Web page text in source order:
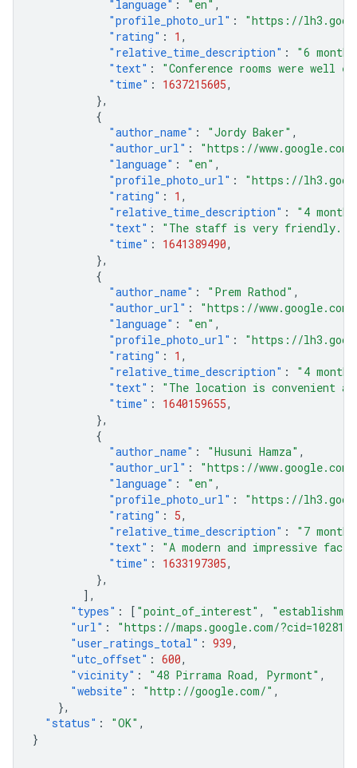
"language" : "en" ,
"profile_photo_url" :
"https://
"rating" : 1 ,
"relative_time_description" :
"6
"text" :
"Conference rooms were well
"time" : 1637215605,
},
{
"author_name" : "Jordy Baker" ,
"author_url" :
"https://www.google.com/
"language" : "en" ,
"profile_photo_url" :
"https://
"rating" : 1 ,
"relative_time_description" :
"4
"text" : "The staff is very friendly."
"time" : 1641389490,
},
{
"author_name" : "Prem Rathod" ,
"author_url" :
"https://www.google.com/
"language" : "en" ,
"profile_photo_url" :
"https://
"rating" : 1 ,
"relative_time_description" :
"4
"text" :
"The location is convenient
"time" : 1640159655,
},
{
"author_name" : "Husuni Hamza" ,
"author_url" :
"https://www.google.com/
"language" : "en" ,
"profile_photo_url" :
"https://
"rating" : 5,
"relative_time_description" :
"7
"text" :
"A modern and impressive
"time" : 1633197305,
},
],
"types" : [ "point_of_interest" ,
"url" :
"https://maps.google.com/
"user_ratings_total" : 939,
"utc_offset" : 600,
"vicinity" : "48 Pirrama Road, Pyrmont" ,
"website" : "http://google.com/" ,
},
"status" : "OK" ,
}